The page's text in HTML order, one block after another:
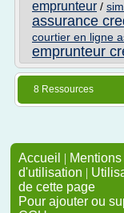
emprunteur /
assurance
courtier en ligne
emprunteur
8 Ressources
Accueil |
d'utilisation |
de cette page
Pour ajouter ou